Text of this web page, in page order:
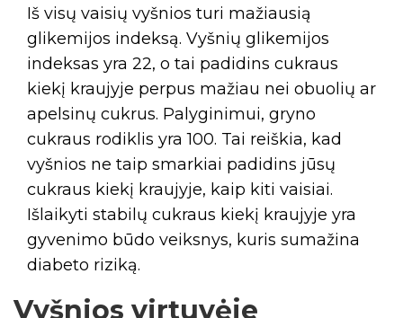
Iš visų vaisių vyšnios turi mažiausią
glikemijos indeksą. Vyšnių glikemijos
indeksas yra 22, o tai padidins cukraus
kiekį kraujyje perpus mažiau nei obuolių ar
apelsinų cukrus. Palyginimui, gryno
cukraus rodiklis yra 100. Tai reiškia, kad
vyšnios ne taip smarkiai padidins jūsų
cukraus kiekį kraujyje, kaip kiti vaisiai.
Išlaikyti stabilų cukraus kiekį kraujyje yra
gyvenimo būdo veiksnys, kuris sumažina
diabeto riziką.
Vyšnios virtuvėje